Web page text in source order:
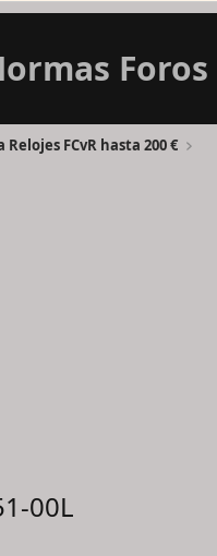
FCvR hasta 200 €
00L